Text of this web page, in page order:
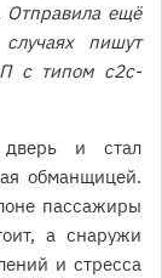
Отправила ещё
пишут
с типом c2c-
дверь и стал
обманщицей.
пассажиры
а снаружи
и стресса